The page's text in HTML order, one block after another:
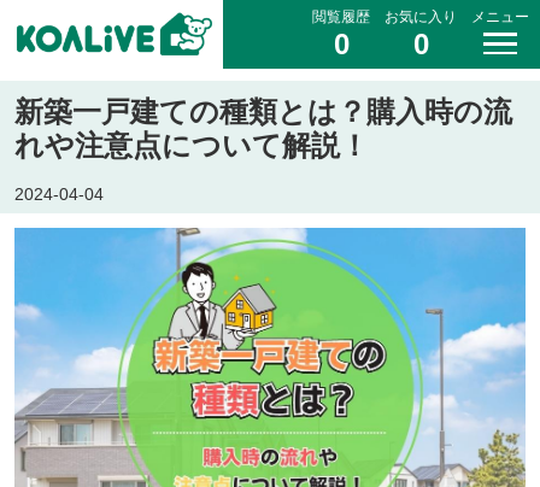
閲覧履歴
0
お気に入り
0
メニュー
新築一戸建ての種類とは？購入時の流
れや注意点について解説！
2024-04-04